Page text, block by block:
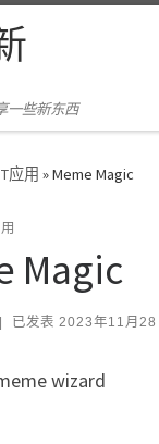
一些新东西
应用 »Meme Magic
Magic
已发表 2023年11月28
wizard